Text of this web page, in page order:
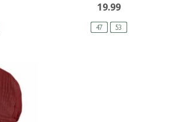
47 53
19.99